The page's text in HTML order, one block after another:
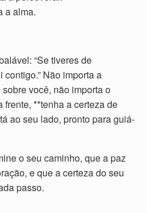
a alma.
“Se tiveres de
Não importa a
você, não importa o
**tenha a certeza de
ao seu lado, pronto para guiá-
o seu caminho, que a paz
e que a certeza do seu
passo.